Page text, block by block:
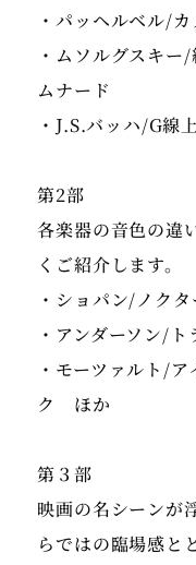
・パッヘルベル/カ
・ムソルグスキー
ムナード
・J.S.バッハ/G線
第2部
各楽器の音色の違
くご紹介します。
・ショパン/ノク
・アンダーソン/
・モーツァルト/
ク ほか
第３部
映画の名シーンが
らではの臨場感と